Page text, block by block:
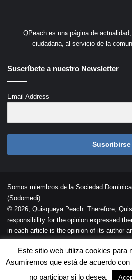
QPeach es una página de
ciudadana, al servicio de la
Suscríbete a nuestro Newsletter
Email Address
Suscribirse
Somos miembros de la Sociedad
(Sodomedi)
© 2026, Quisqueya Peach. Therefore,
responsibility for the opinion expressed
in each article is the opinion of its author
Desarrollada por
Este sitio web utiliza cookies para
Asumiremos que está de acuerdo con
no participar si lo desea.